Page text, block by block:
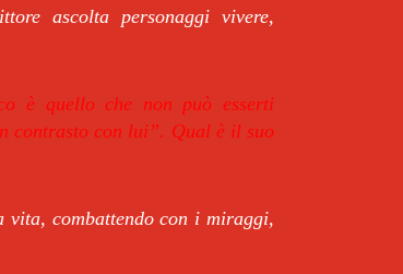
ascolta personaggi vivere,
è quello che non può esserti
contrasto con lui”. Qual è il suo
combattendo con i miraggi,